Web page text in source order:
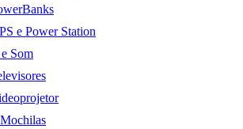
e Power Station
Som